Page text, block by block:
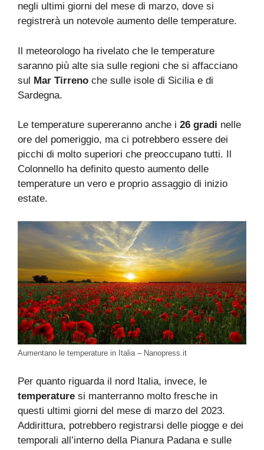
negli ultimi giorni del mese di marzo, dove si
registrerà un notevole aumento delle temperature.
Il meteorologo ha rivelato che le temperature
saranno più alte sia sulle regioni che si affacciano
sul Mar Tirreno che sulle isole di Sicilia e di
Sardegna.
Le temperature supereranno anche i 26 gradi nelle
ore del pomeriggio, ma ci potrebbero essere dei
picchi di molto superiori che preoccupano tutti. Il
Colonnello ha definito questo aumento delle
temperature un vero e proprio assaggio di inizio
estate.
Aumentano le temperature in Italia – Nanopress.it
Per quanto riguarda il nord Italia, invece, le
temperature si manterranno molto fresche in
questi ultimi giorni del mese di marzo del 2023.
Addirittura, potrebbero registrarsi delle piogge e dei
temporali all’interno della Pianura Padana e sulle